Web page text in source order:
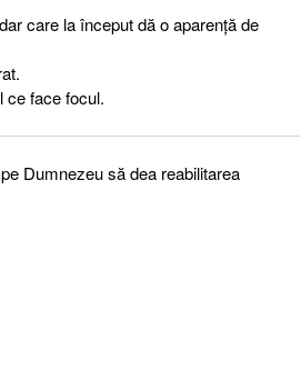
care la început dă o aparenţă de
face focul.
Dumnezeu să dea reabilitarea